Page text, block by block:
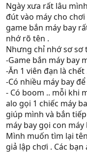
Ngày xưa rất lâu
đút vào máy cho
game bắn máy bay
nhớ rõ tên .
Nhưng chỉ nhớ sơ sơ
-Game bắn máy bay
-Ăn 1 viên đạn là chết
-Có nhiều máy bay
- Có boom .. mỗi khi
alo gọi 1 chiếc máy
giúp mình và bắn
máy bay gọi con
Mình muốn tìm lại
giả lập chơi . Các